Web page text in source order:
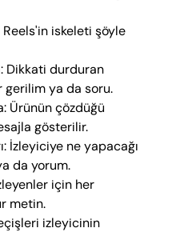
iskeleti şöyle
Dikkati durduran
gerilim ya da soru.
Ürünün çözdüğü
gösterilir.
İzleyiciye ne yapacağı
da yorum.
izleyenler için her
metin.
izleyicinin